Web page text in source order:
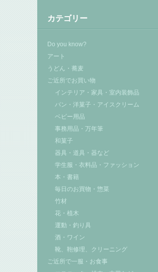
カテゴリー
Do you know?
アート
うどん・蕎麦
ご近所でお買い物
インテリア・家具・室内装飾品
パン・洋菓子・アイスクリーム
ベビー用品
事務用品・万年筆
和菓子
器具・道具・器など
学生服・衣料品・ファッション
本・書籍
毎日のお買物・惣菜
竹材
花・植木
運動・釣り具
酒・ワイン
靴、鞄修理、クリーニング
ご近所で一服・お食事